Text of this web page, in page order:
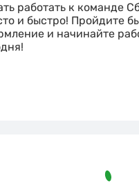
работать к команде
и быстро! Пройдите
и начинайте